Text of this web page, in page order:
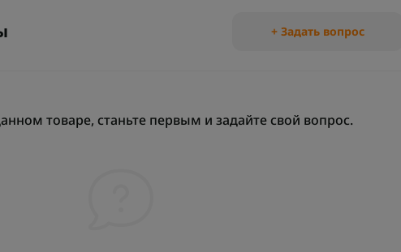
+ Задать вопрос
товаре, станьте первым и задайте свой вопрос.